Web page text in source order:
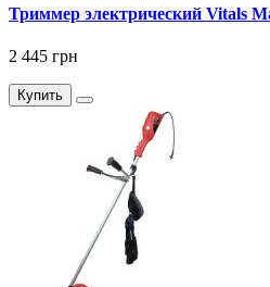
Триммер электрический Vitals
2 445 грн
Купить